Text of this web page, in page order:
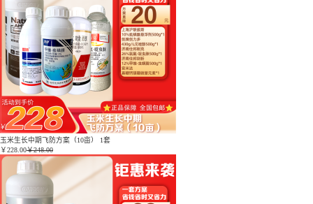
玉米生长中期飞防方案（10亩） 1套
￥228.00￥248.00